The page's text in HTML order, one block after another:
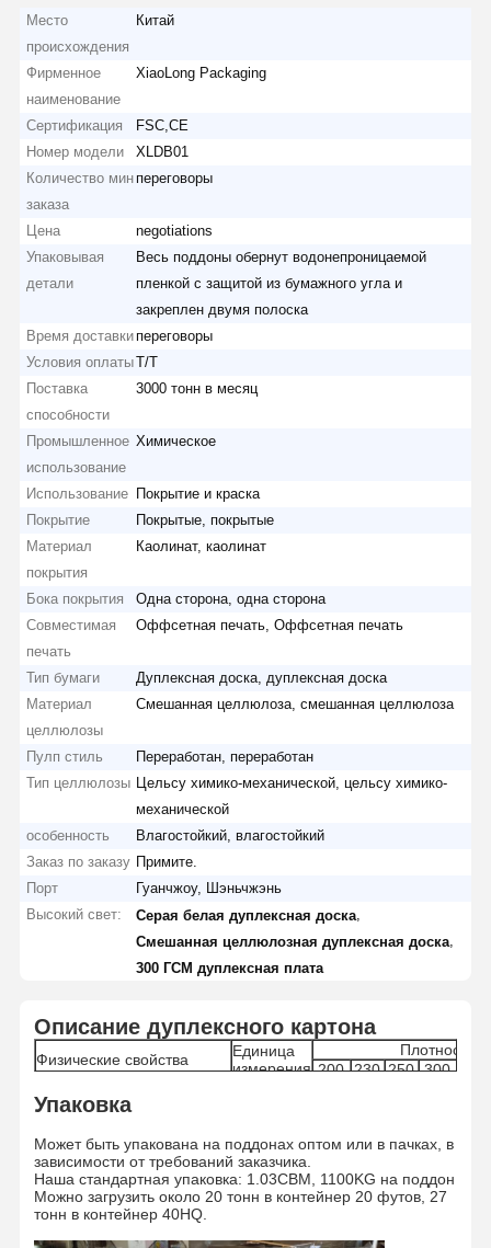
Место
происхождения
Китай
Фирменное
наименование
XiaoLong Packaging
Сертификация
FSC,CE
Номер модели
XLDB01
Количество мин
заказа
переговоры
Цена
negotiations
Упаковывая
детали
Весь поддоны обернут водонепроницаемой
пленкой с защитой из бумажного угла и
закреплен двумя полоска
Время доставки переговоры
Условия оплатыT/T
Поставка
способности
3000 тонн в месяц
Промышленное
использование
Химическое
Использование Покрытие и краска
Покрытие
Покрытые, покрытые
Материал
покрытия
Каолинат, каолинат
Бока покрытия
Одна сторона, одна сторона
Совместимая
печать
Оффсетная печать, Оффсетная печать
Тип бумаги
Дуплексная доска, дуплексная доска
Материал
целлюлозы
Смешанная целлюлоза, смешанная целлюлоза
Пулп стиль
Переработан, переработан
Тип целлюлозы
Цельсу химико-механической, цельсу химико-
механической
особенность
Влагостойкий, влагостойкий
Заказ по заказу Примите.
Порт
Гуанчжоу, Шэньчжэнь
Высокий свет:
Серая белая дуплексная доска
Смешанная целлюлозная дуплексная доска
300 ГСМ дуплексная плата
Описание дуплексного картона
Физические свойства
Единица
измерения
Плотность
200 230 250 300
Плотность
Разница плотности по CD
г
г
г
г
Диапазон влажности
%
6.5
6.5
7.0
7.5
Толщина
22.7- 26-
29- 35.3-
Разница в толщине
μм 1 1
Упаковка
Может быть упакована на поддонах оптом или в пачках, в
зависимости от требований заказчика.
Наша стандартная упаковка: 1.03CBM, 1100KG на поддон
Можно загрузить около 20 тонн в контейнер 20 футов, 27
тонн в контейнер 40HQ.